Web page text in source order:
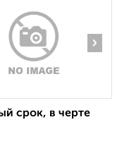
›
срок, в черте